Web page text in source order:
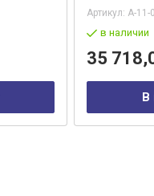
Артикул: А-11-
в наличии
35
В